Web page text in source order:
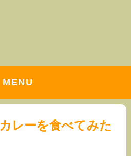
MENU
レーを食べてみた